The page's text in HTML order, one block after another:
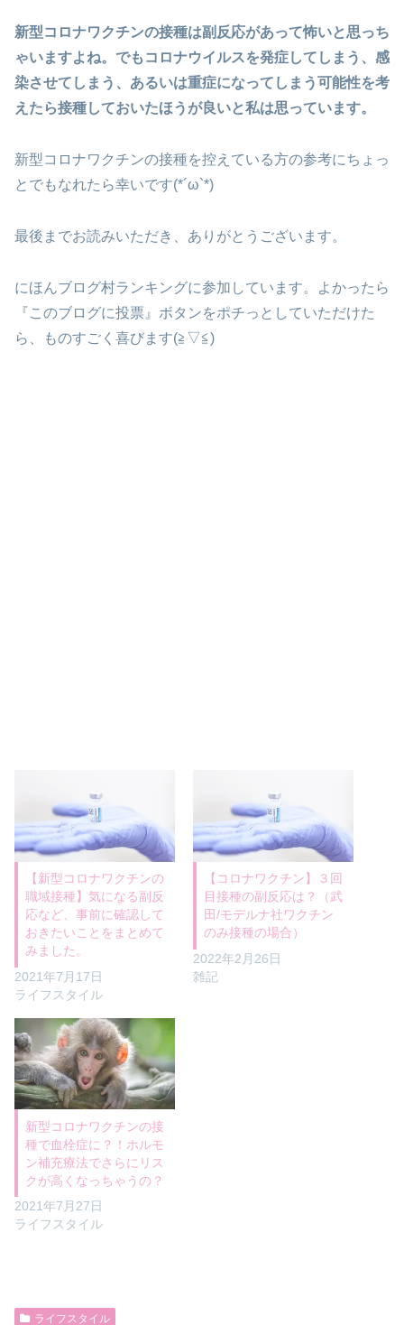
新型コロナワクチンの接種は副反応があって怖いと思っち
ゃいますよね。でもコロナウイルスを発症してしまう、感
染させてしまう、あるいは重症になってしまう可能性を考
えたら接種しておいたほうが良いと私は思っています。
新型コロナワクチンの接種を控えている方の参考にちょっ
とでもなれたら幸いです(*´ω`*)
最後までお読みいただき、ありがとうございます。
にほんブログ村ランキングに参加しています。よかったら
『このブログに投票』ボタンをポチっとしていただけた
ら、ものすごく喜びます(≧▽≦)
【新型コロナワクチンの
職域接種】気になる副反
応など、事前に確認して
おきたいことをまとめて
みました。
2021年7月17日
ライフスタイル
【コロナワクチン】３回
目接種の副反応は？（武
田/モデルナ社ワクチン
のみ接種の場合）
2022年2月26日
雑記
新型コロナワクチンの接
種で血栓症に？！ホルモ
ン補充療法でさらにリス
クが高くなっちゃうの？
2021年7月27日
ライフスタイル
ライフスタイル